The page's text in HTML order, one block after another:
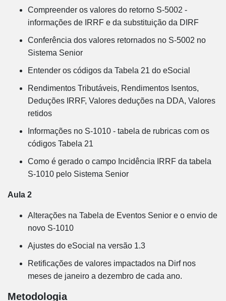
Compreender os valores do retorno S-5002 -
informações de IRRF e da substituição da DIRF
Conferência dos valores retornados no S-5002 no
Sistema Senior
Entender os códigos da Tabela 21 do eSocial
Rendimentos Tributáveis, Rendimentos Isentos,
Deduções IRRF, Valores deduções na DDA, Valores
retidos
Informações no S-1010 - tabela de rubricas com os
códigos Tabela 21
Como é gerado o campo Incidência IRRF da tabela
S-1010 pelo Sistema Senior
Aula 2
Alterações na Tabela de Eventos Senior e o envio de
novo S-1010
Ajustes do eSocial na versão 1.3
Retificações de valores impactados na Dirf nos
meses de janeiro a dezembro de cada ano.
Metodologia